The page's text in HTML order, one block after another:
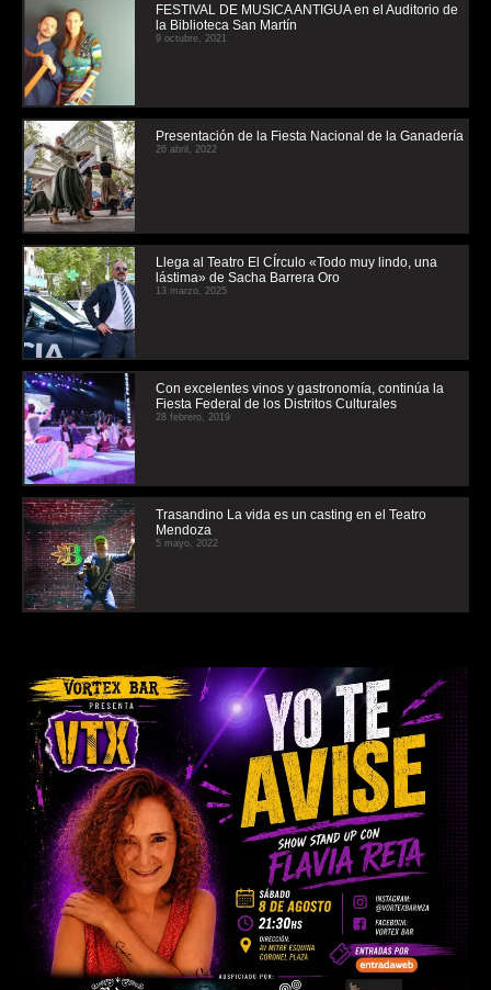
FESTIVAL DE MUSICA ANTIGUA en el Auditorio de
la Biblioteca San Martín
9 octubre, 2021
Presentación de la Fiesta Nacional de la Ganadería
26 abril, 2022
Llega al Teatro El CÍrculo «Todo muy lindo, una
lástima» de Sacha Barrera Oro
13 marzo, 2025
Con excelentes vinos y gastronomía, continúa la
Fiesta Federal de los Distritos Culturales
28 febrero, 2019
Trasandino La vida es un casting en el Teatro
Mendoza
5 mayo, 2022